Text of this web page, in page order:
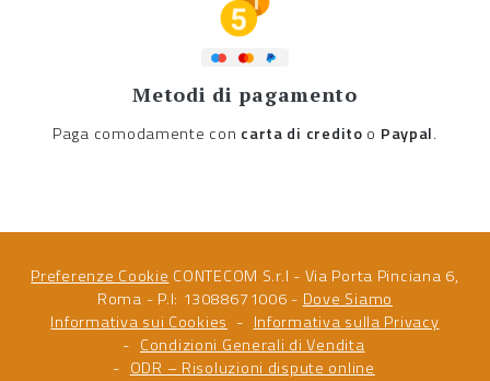
Metodi di pagamento
Paga comodamente con carta di credito o Paypal.
Preferenze Cookie CONTECOM S.r.l - Via Porta Pinciana 6,
Roma - P.I: 13088671006 - Dove Siamo
Informativa sui Cookies
Informativa sulla Privacy
Condizioni Generali di Vendita
ODR – Risoluzioni dispute online